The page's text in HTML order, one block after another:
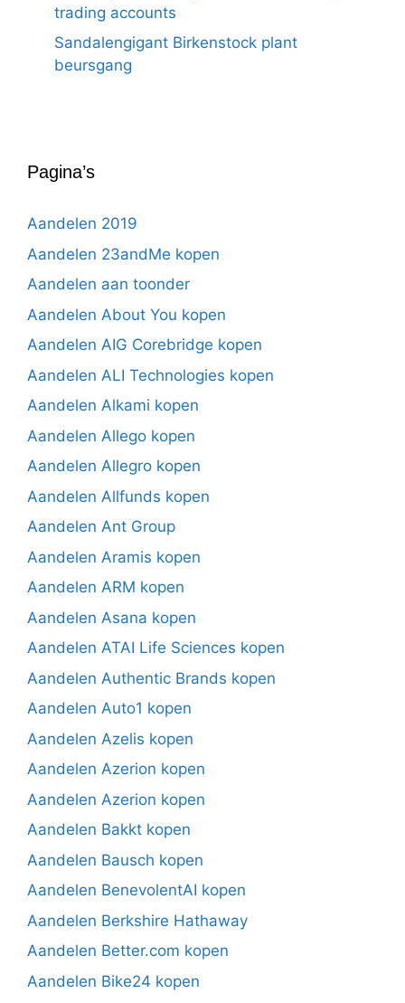
trading accounts
Sandalengigant Birkenstock plant
beursgang
Pagina’s
Aandelen 2019
Aandelen 23andMe kopen
Aandelen aan toonder
Aandelen About You kopen
Aandelen AIG Corebridge kopen
Aandelen ALI Technologies kopen
Aandelen Alkami kopen
Aandelen Allego kopen
Aandelen Allegro kopen
Aandelen Allfunds kopen
Aandelen Ant Group
Aandelen Aramis kopen
Aandelen ARM kopen
Aandelen Asana kopen
Aandelen ATAI Life Sciences kopen
Aandelen Authentic Brands kopen
Aandelen Auto1 kopen
Aandelen Azelis kopen
Aandelen Azerion kopen
Aandelen Azerion kopen
Aandelen Bakkt kopen
Aandelen Bausch kopen
Aandelen BenevolentAI kopen
Aandelen Berkshire Hathaway
Aandelen Better.com kopen
Aandelen Bike24 kopen